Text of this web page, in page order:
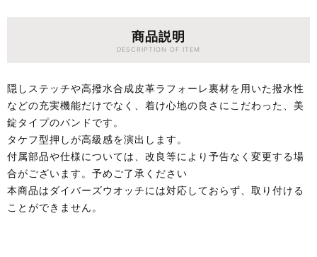
商品説明
DESCRIPTION OF ITEM
隠しステッチや高撥水合成皮革ラフォーレ裏材を用いた撥水性
などの充実機能だけでなく、着け心地の良さにこだわった、美
錠タイプのバンドです。
タケフ型押しが高級感を演出します。
付属部品や仕様については、改良等により予告なく変更する場
合がございます。予めご了承ください
本商品はダイバーズウオッチには対応しておらず、取り付ける
ことができません。